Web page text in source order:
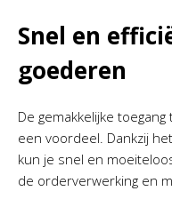
Snel en
goederen
De gemakkelijke
een voordeel. Dankzij
kun je snel en
de orderverwerking en